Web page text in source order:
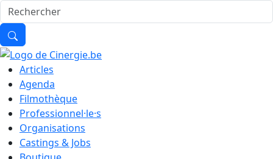
Articles
Agenda
Filmothèque
Professionnel·le·s
Organisations
Castings & Jobs